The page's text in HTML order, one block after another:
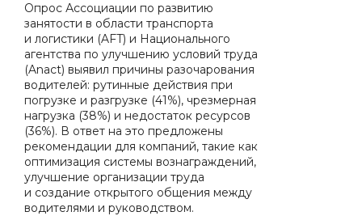
Опрос Ассоциации по развитию
занятости в области транспорта
и логистики (AFT) и Национального
агентства по улучшению условий труда
(Anact) выявил причины разочарования
водителей: рутинные действия при
погрузке и разгрузке (41%), чрезмерная
нагрузка (38%) и недостаток ресурсов
(36%). В ответ на это предложены
рекомендации для компаний, такие как
оптимизация системы вознаграждений,
улучшение организации труда
и создание открытого общения между
водителями и руководством.